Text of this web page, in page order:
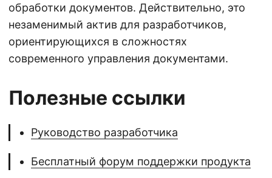
обработки документов. Действительно, это
незаменимый актив для разработчиков,
ориентирующихся в сложностях
современного управления документами.
Полезные ссылки
Руководство разработчика
Бесплатный форум поддержки продукта